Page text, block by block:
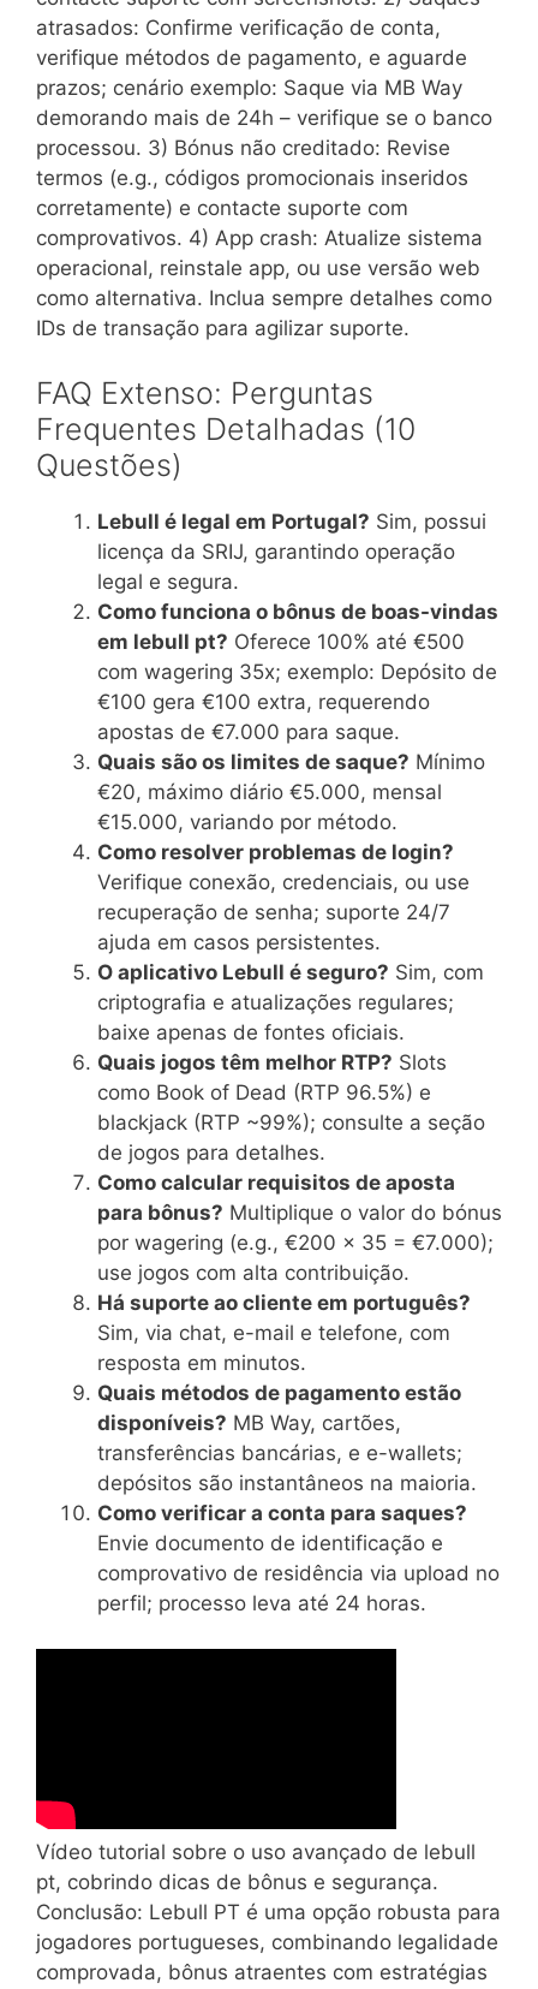
atrasados: Confirme verificação de conta,
verifique métodos de pagamento, e aguarde
prazos; cenário exemplo: Saque via MB Way
demorando mais de 24h – verifique se o banco
processou. 3) Bónus não creditado: Revise
termos (e.g., códigos promocionais inseridos
corretamente) e contacte suporte com
comprovativos. 4) App crash: Atualize sistema
operacional, reinstale app, ou use versão web
como alternativa. Inclua sempre detalhes como
IDs de transação para agilizar suporte.
FAQ Extenso: Perguntas
Frequentes Detalhadas (10
Questões)
Lebull é legal em Portugal? Sim, possui
licença da SRIJ, garantindo operação
legal e segura.
Como funciona o bônus de boas-vindas
em lebull pt? Oferece 100% até €500
com wagering 35x; exemplo: Depósito de
€100 gera €100 extra, requerendo
apostas de €7.000 para saque.
Quais são os limites de saque? Mínimo
€20, máximo diário €5.000, mensal
€15.000, variando por método.
Como resolver problemas de login?
Verifique conexão, credenciais, ou use
recuperação de senha; suporte 24/7
ajuda em casos persistentes.
O aplicativo Lebull é seguro? Sim, com
criptografia e atualizações regulares;
baixe apenas de fontes oficiais.
Quais jogos têm melhor RTP? Slots
como Book of Dead (RTP 96.5%) e
blackjack (RTP ~99%); consulte a seção
de jogos para detalhes.
Como calcular requisitos de aposta
para bônus? Multiplique o valor do bónus
por wagering (e.g., €200 x 35 = €7.000);
use jogos com alta contribuição.
Há suporte ao cliente em português?
Sim, via chat, e-mail e telefone, com
resposta em minutos.
Quais métodos de pagamento estão
disponíveis? MB Way, cartões,
transferências bancárias, e e-wallets;
depósitos são instantâneos na maioria.
Como verificar a conta para saques?
Envie documento de identificação e
comprovativo de residência via upload no
perfil; processo leva até 24 horas.
Vídeo tutorial sobre o uso avançado de lebull
pt, cobrindo dicas de bônus e segurança.
Conclusão: Lebull PT é uma opção robusta para
jogadores portugueses, combinando legalidade
comprovada, bônus atraentes com estratégias